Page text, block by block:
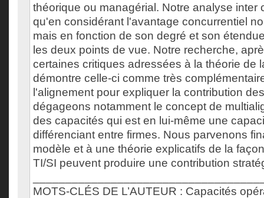
théorique ou managérial. Notre analyse inter
qu'en considérant l'avantage concurrentiel
mais en fonction de son degré et son
les deux points de vue. Notre recherche,
certaines critiques adressées à la théorie de
démontre celle-ci comme très
l'alignement pour expliquer la contribution
dégageons notamment le concept de
des capacités qui est en lui-même une
différenciant entre firmes. Nous parvenons
modèle et à une théorie explicatifs de la
TI/SI peuvent produire une contribution
MOTS-CLÉS DE L’AUTEUR : Capacités